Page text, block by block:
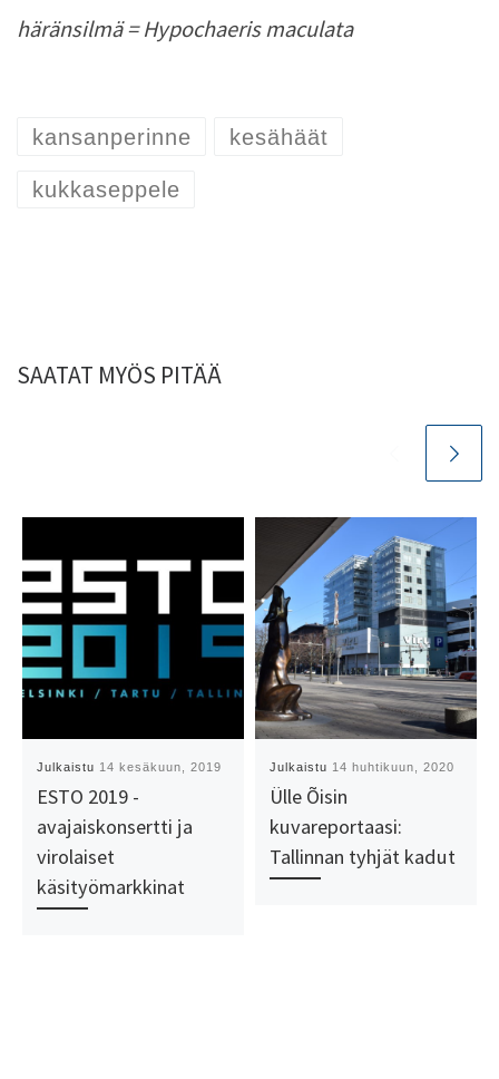
häränsilmä = Hypochaeris maculata
kansanperinne kesähäät
kukkaseppele
SAATAT MYÖS PITÄÄ
Julkaistu 14 kesäkuun, 2019
ESTO 2019 -
avajaiskonsertti ja
virolaiset
käsityömarkkinat
Julkaistu 14 huhtikuun, 2020
Ülle Õisin
kuvareportaasi:
Tallinnan tyhjät kadut